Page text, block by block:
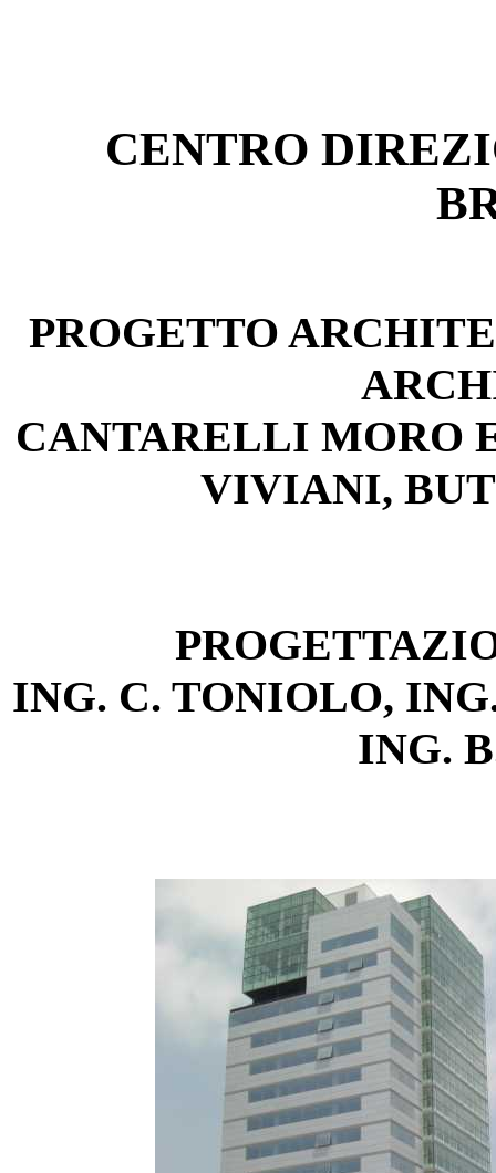
CENTRO
PROGETTO
CANTARELLI MORO
VIVIANI,
ING. C. TONIOLO,
ING.